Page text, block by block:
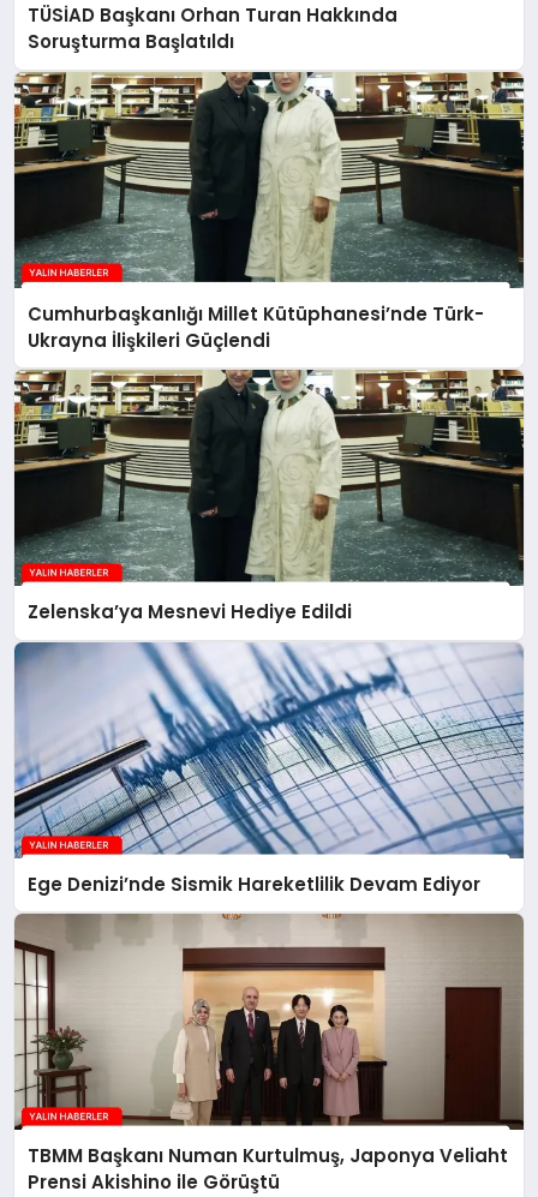
TÜSİAD Başkanı Orhan Turan Hakkında
Soruşturma Başlatıldı
Cumhurbaşkanlığı Millet Kütüphanesi’nde Türk-
Ukrayna İlişkileri Güçlendi
Zelenska’ya Mesnevi Hediye Edildi
Ege Denizi’nde Sismik Hareketlilik Devam Ediyor
TBMM Başkanı Numan Kurtulmuş, Japonya Veliaht
Prensi Akishino ile Görüştü